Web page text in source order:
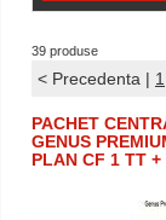
39 produse
< Precedenta | 1
PACHET
GENUS
PLAN CF 1 TT +